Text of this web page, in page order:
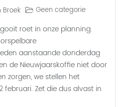
Broek Geen categorie
roet in onze planning.
aanstaande donderdag
de Nieuwjaarskoffie niet door
zorgen, we stellen het
februari. Zet die dus alvast in